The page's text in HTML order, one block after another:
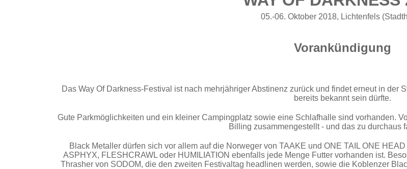
05.-06. Oktober 2018, Lichtenfels
Vorankündigung
Das Way Of Darkness-Festival ist nach mehrjähriger Abstinenz zurück und findet erneut in der
bereits bekannt sein dürfte.
Gute Parkmöglichkeiten und ein kleiner Campingplatz sowie eine Schlafhalle sind vorhanden.
Billing zusammengestellt - und das zu durchaus
Black Metaller dürfen sich vor allem auf die Norweger von TAAKE und ONE TAIL ONE
ASPHYX, FLESHCRAWL oder HUMILIATION ebenfalls jede Menge Futter vorhanden ist.
Thrasher von SODOM, die den zweiten Festivaltag headlinen werden, sowie die Koblenzer